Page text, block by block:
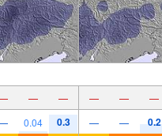
— — — — —
0.04 0.3 — — 0.2